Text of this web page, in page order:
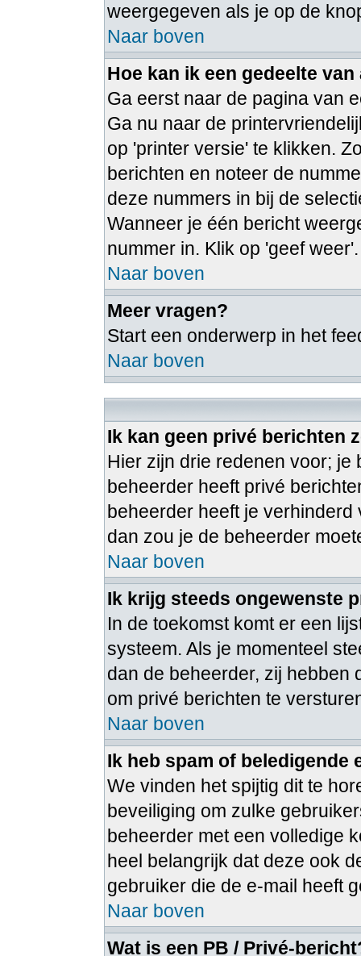
weergegeven als je op de
Naar boven
Hoe kan ik een gedeelte
Ga eerst naar de pagina van
Ga nu naar de
op 'printer versie' te klikken.
berichten en noteer de
deze nummers in bij de
Wanneer je één bericht
nummer in. Klik op 'geef weer'.
Naar boven
Meer vragen?
Start een onderwerp in het
Naar boven
Ik kan geen privé berichten
Hier zijn drie redenen voor; je
beheerder heeft privé
beheerder heeft je
dan zou je de beheerder
Naar boven
Ik krijg steeds ongewenste
In de toekomst komt er een
systeem. Als je momenteel
dan de beheerder, zij hebben
om privé berichten te
Naar boven
Ik heb spam of beledigende
We vinden het spijtig dit te
beveiliging om zulke
beheerder met een volledige
heel belangrijk dat deze ook
gebruiker die de e-mail heeft
Naar boven
Wat is een PB / Privé-